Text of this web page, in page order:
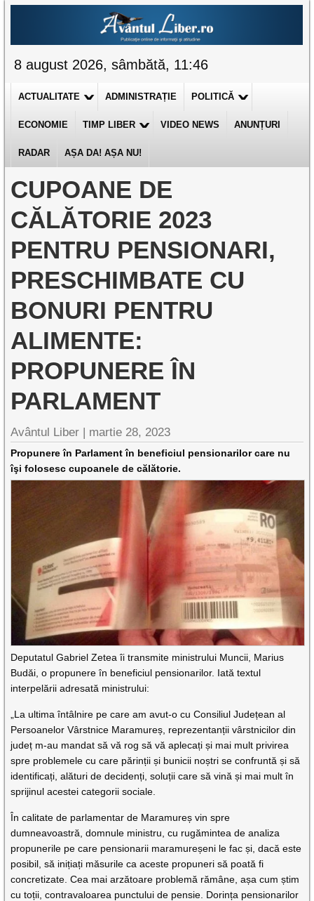
8 august 2026, sâmbătă, 11:46
ACTUALITATE ADMINISTRAȚIE POLITICĂ
ECONOMIE TIMP LIBER VIDEO NEWS ANUNȚURI
RADAR AȘA DA! AȘA NU!
CUPOANE DE
CĂLĂTORIE 2023
PENTRU PENSIONARI,
PRESCHIMBATE CU
BONURI PENTRU
ALIMENTE:
PROPUNERE ÎN
PARLAMENT
Avântul Liber | martie 28, 2023
Propunere în Parlament în beneficiul pensionarilor care nu
îşi folosesc cupoanele de călătorie.
Deputatul Gabriel Zetea îi transmite ministrului Muncii, Marius
Budăi, o propunere în beneficiul pensionarilor. Iată textul
interpelării adresată ministrului:
„La ultima întâlnire pe care am avut-o cu Consiliul Județean al
Persoanelor Vârstnice Maramureș, reprezentanții vârstnicilor din
județ m-au mandat să vă rog să vă aplecați și mai mult privirea
spre problemele cu care părinții și bunicii noștri se confruntă și să
identificați, alături de decidenți, soluții care să vină și mai mult în
sprijinul acestei categorii sociale.
În calitate de parlamentar de Maramureș vin spre
dumneavoastră, domnule ministru, cu rugămintea de analiza
propunerile pe care pensionarii maramureșeni le fac și, dacă este
posibil, să inițiați măsurile ca aceste propuneri să poată fi
concretizate. Cea mai arzătoare problemă rămâne, așa cum știm
cu toții, contravaloarea punctului de pensie. Dorința pensionarilor